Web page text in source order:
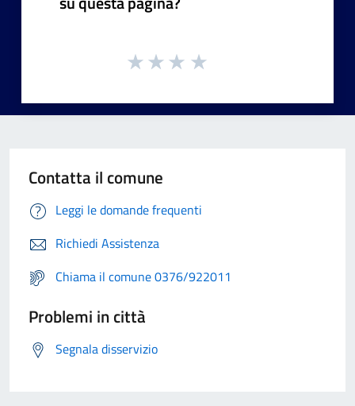
Contatta il comune
Leggi le domande frequenti
Richiedi Assistenza
Chiama il comune 0376/922011
Problemi in città
Segnala disservizio